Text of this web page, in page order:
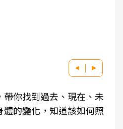
你找到過去、現在、未
的變化，知道該如何照